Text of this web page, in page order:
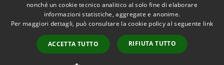
RSS
Accessibilità
Copyright © 2026 • Comune di
Gravina di Catania • Powered
byMunicipium
Accesso
redazione
nonché un cookie tecnico analitico al solo fine di elaborare
informazioni statistiche, aggregate e anonime.
Per maggiori dettagli, può consultare la cookie policy al seguente link
ACCETTA TUTTO RIFIUTA TUTTO